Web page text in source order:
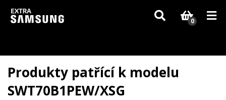
Vzhledem k aktuální situaci se může dodání dílů, které nejsou skladem,
zpozdit. Děkujeme za pochopení.
0
Produkty patřící k modelu
SWT70B1PEW/XSG